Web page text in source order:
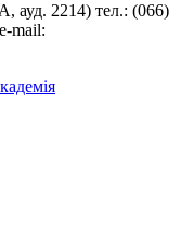
ауд. 2214) тел.: (066)
mail: